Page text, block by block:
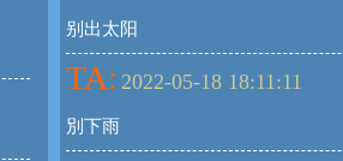
别出太阳
TA: 2022-05-18 18:11:11
別下雨